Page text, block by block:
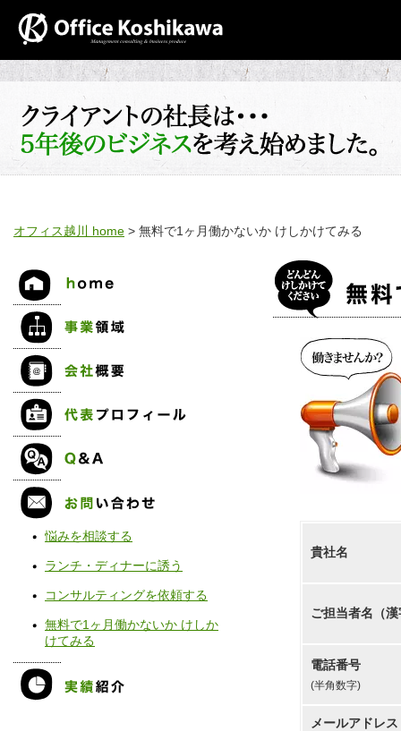
オフィス越川 home > 無料で1ヶ月働かないか けしかけてみる
貴社名
ご担当者名（
電話番号
(半角数字)
メールアドレス
悩みを相談する
ランチ・ディナーに誘う
コンサルティングを依頼する
無料で1ヶ月働かないか けしか
けてみる